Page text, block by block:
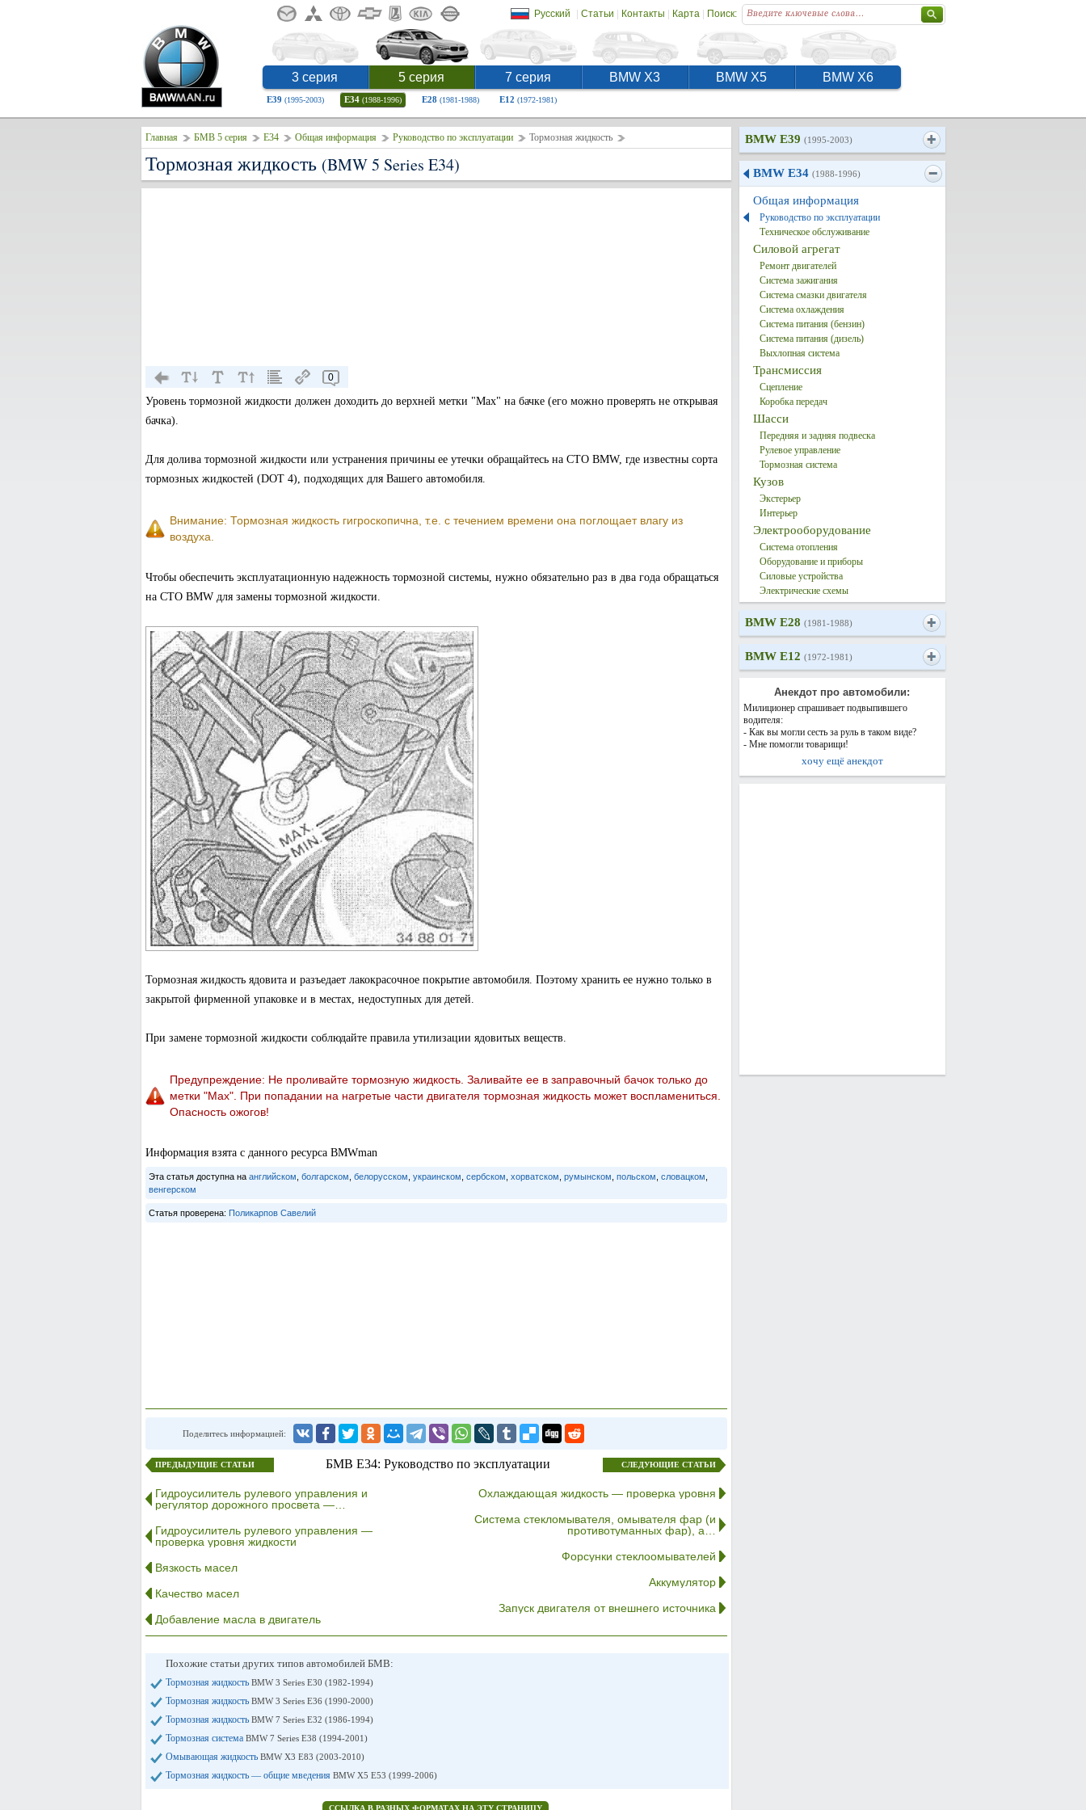
Русский | Статьи | Контакты | Карта| Поиск:
3 серия 5 серия 7 серия BMW X3 BMW X5 BMW X6
E39 (1995-2003) E34 (1988-1996) E28 (1981-1988) E12 (1972-1981)
Главная БМВ 5 серия E34 Общая информация Руководство по эксплуатации Тормозная жидкость
Тормозная жидкость (BMW 5 Series E34)
0
Уровень тормозной жидкости должен доходить до верхней метки "Мах" на бачке (его можно проверять не открывая
бачка).
Для долива тормозной жидкости или устранения причины ее утечки обращайтесь на СТО BMW, где известны сорта
тормозных жидкостей (DOT 4), подходящих для Вашего автомобиля.
Внимание: Тормозная жидкость гигроскопична, т.е. с течением времени она поглощает влагу из
воздуха.
Чтобы обеспечить эксплуатационную надежность тормозной системы, нужно обязательно раз в два года обращаться
на СТО BMW для замены тормозной жидкости.
Тормозная жидкость ядовита и разъедает лакокрасочное покрытие автомобиля. Поэтому хранить ее нужно только в
закрытой фирменной упаковке и в местах, недоступных для детей.
При замене тормозной жидкости соблюдайте правила утилизации ядовитых веществ.
Предупреждение: Не проливайте тормозную жидкость. Заливайте ее в заправочный бачок только до
метки "Мах". При попадании на нагретые части двигателя тормозная жидкость может воспламениться.
Опасность ожогов!
Информация взята с данного ресурса BMWman
Эта статья доступна на английском болгарском белорусском украинском сербском хорватском румынском польском словацком
венгерском
Статья проверена: Поликарпов Савелий
Поделитесь информацией:
ПРЕДЫДУЩИЕ СТАТЬИ БМВ E34: Руководство по эксплуатации СЛЕДУЮЩИЕ СТАТЬИ
Гидроусилитель рулевого управления и
регулятор дорожного просвета —…
Гидроусилитель рулевого управления —
проверка уровня жидкости
Вязкость масел
Качество масел
Добавление масла в двигатель
Охлаждающая жидкость — проверка уровня
Система стекломывателя, омывателя фар (и
противотуманных фар), а…
Форсунки стеклоомывателей
Аккумулятор
Запуск двигателя от внешнего источника
Похожие статьи других типов автомобилей БМВ:
Тормозная жидкость BMW 3 Series E30 (1982-1994)
Тормозная жидкость BMW 3 Series E36 (1990-2000)
Тормозная жидкость BMW 7 Series E32 (1986-1994)
Тормозная система BMW 7 Series E38 (1994-2001)
Омывающая жидкость BMW X3 E83 (2003-2010)
Тормозная жидкость — общие мведения BMW X5 E53 (1999-2006)
ССЫЛКА В РАЗНЫХ ФОРМАТАХ НА ЭТУ СТРАНИЦУ
BMW E39 (1995-2003)
BMW E34 (1988-1996)
Общая информация
Руководство по эксплуатации
Техническое обслуживание
Силовой агрегат
Ремонт двигателей
Система зажигания
Система смазки двигателя
Система охлаждения
Система питания (бензин)
Система питания (дизель)
Выхлопная система
Трансмиссия
Сцепление
Коробка передач
Шасси
Передняя и задняя подвеска
Рулевое управление
Тормозная система
Кузов
Экстерьер
Интерьер
Электрооборудование
Система отопления
Оборудование и приборы
Силовые устройства
Электрические схемы
BMW E28 (1981-1988)
BMW E12 (1972-1981)
Анекдот про автомобили:
Милиционер спрашивает подвыпившего
водителя:
- Как вы могли сесть за руль в таком виде?
- Мне помогли товарищи!
хочу ещё анекдот